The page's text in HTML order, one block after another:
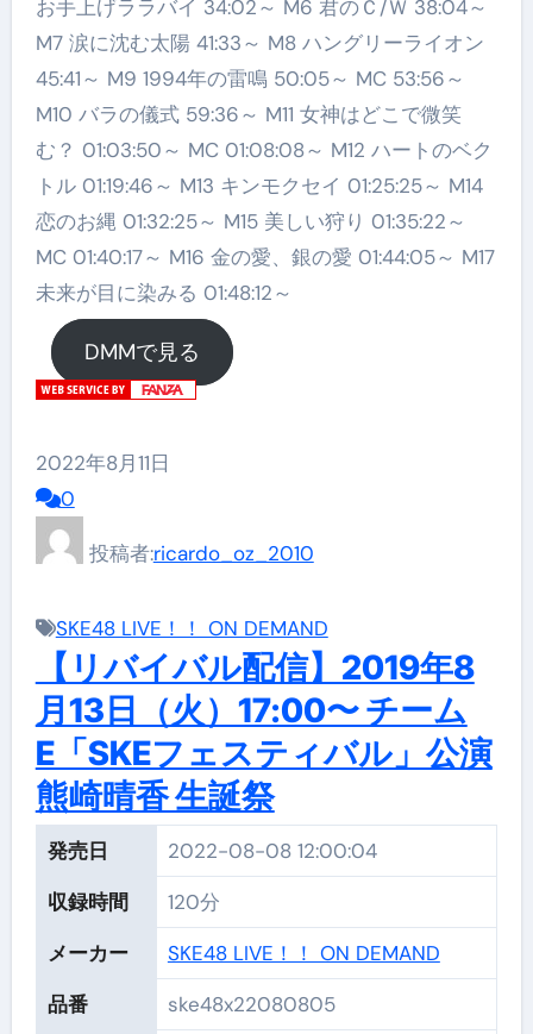
お手上げララバイ 34:02～ M6 君のＣ/Ｗ 38:04～
M7 涙に沈む太陽 41:33～ M8 ハングリーライオン
45:41～ M9 1994年の雷鳴 50:05～ MC 53:56～
M10 バラの儀式 59:36～ M11 女神はどこで微笑
む？ 01:03:50～ MC 01:08:08～ M12 ハートのベク
トル 01:19:46～ M13 キンモクセイ 01:25:25～ M14
恋のお縄 01:32:25～ M15 美しい狩り 01:35:22～
MC 01:40:17～ M16 金の愛、銀の愛 01:44:05～ M17
未来が目に染みる 01:48:12～
DMMで見る
2022年8月11日
0
投稿者:ricardo_oz_2010
SKE48 LIVE！！ ON DEMAND
【リバイバル配信】2019年8
月13日（火）17:00〜 チーム
E「SKEフェスティバル」公演
熊崎晴香 生誕祭
発売日
2022-08-08 12:00:04
収録時間
120分
メーカー
SKE48 LIVE！！ ON DEMAND
品番
ske48x22080805